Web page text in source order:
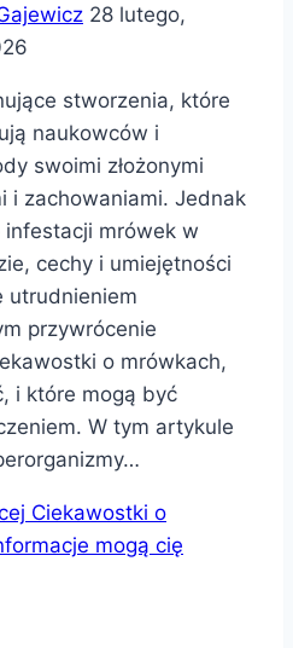
28 lutego,
stworzenia, które
naukowców i
swoimi złożonymi
i zachowaniami. Jednak
mrówek w
cechy i umiejętności
utrudnieniem
przywrócenie
o mrówkach,
i które mogą być
W tym artykule
Ciekawostki o
mogą cię